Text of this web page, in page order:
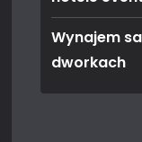
Wynajem
dworkach